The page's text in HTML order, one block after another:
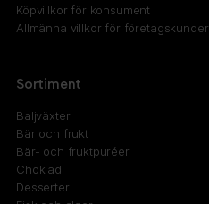
Köpvillkor för konsument
Allmänna villkor för företagskunder
Sortiment
Baljväxter
Bär och frukt
Bär- och fruktpuréer
Choklad
Desserter